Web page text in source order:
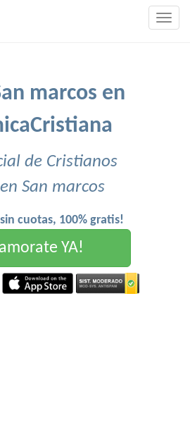
marcos en
de Cristianos
San marcos
cuotas, 100% gratis!
YA!